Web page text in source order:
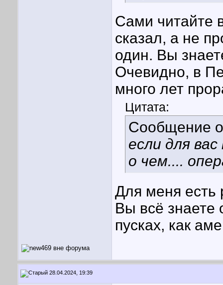
Сами читайте
сказал, а не
один. Вы
Очевидно, в
много лет
Цитата:
Сообщение
если для
о чем....
Для меня есть
Вы всё знаете
пусках, как
28.04.2024, 19:39